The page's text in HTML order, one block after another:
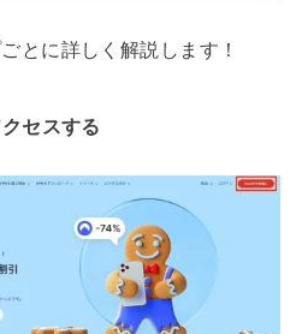
とに詳しく解説します！
セスする